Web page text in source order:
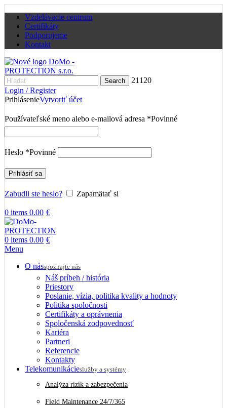
Vzdelávacie centrum
Certifikáty
Podporujeme
Kontakt
Search
21120
Login / Register
PrihlásenieVytvoriť účet
Používateľské meno alebo e-mailová adresa *Povinné
Heslo *Povinné
Prihlásiť sa
Zabudli ste heslo? Zapamätať si
0 items 0.00 €
0 items 0.00 €
Menu
O násspoznajte nás
Náš príbeh / história
Priestory
Poslanie, vízia, politika kvality a hodnoty
Politika spoločnosti
Certifikáty a oprávnenia
Spoločenská zodpovednosť
Kariéra
Partneri
Referencie
Kontakty
Telekomunikácieslužby a systémy
Analýza rizík a zabezpečenia
Field Maintenance 24/7/365